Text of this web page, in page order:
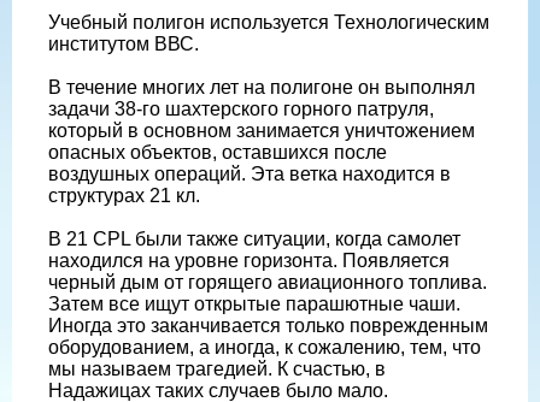
Учебный полигон используется Технологическим
институтом ВВС.
В течение многих лет на полигоне он выполнял
задачи 38-го шахтерского горного патруля,
который в основном занимается уничтожением
опасных объектов, оставшихся после
воздушных операций. Эта ветка находится в
структурах 21 кл.
В 21 CPL были также ситуации, когда самолет
находился на уровне горизонта. Появляется
черный дым от горящего авиационного топлива.
Затем все ищут открытые парашютные чаши.
Иногда это заканчивается только поврежденным
оборудованием, а иногда, к сожалению, тем, что
мы называем трагедией. К счастью, в
Надажицах таких случаев было мало.